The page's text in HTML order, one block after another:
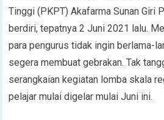
Tinggi (PKPT) Akafarma Sunan Giri
berdiri, tepatnya 2 Juni 2021 lalu.
para pengurus tidak ingin berlama-
segera membuat gebrakan. Tak
serangkaian kegiatan lomba skala
pelajar mulai digelar mulai Juni ini.